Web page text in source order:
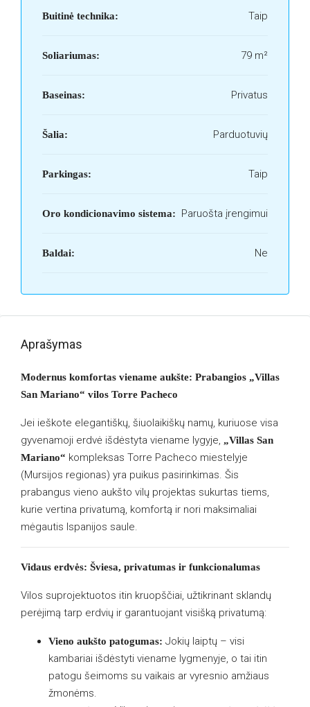
Buitinė technika: Taip
Soliariumas: 79 m²
Baseinas: Privatus
Šalia: Parduotuvių
Parkingas: Taip
Oro kondicionavimo sistema: Paruošta įrengimui
Baldai: Ne
Aprašymas
Modernus komfortas viename aukšte: Prabangios „Villas
San Mariano“ vilos Torre Pacheco
Jei ieškote elegantiškų, šiuolaikiškų namų, kuriuose visa
gyvenamoji erdvė išdėstyta viename lygyje, „Villas San
Mariano“ kompleksas Torre Pacheco miestelyje
(Mursijos regionas) yra puikus pasirinkimas. Šis
prabangus vieno aukšto vilų projektas sukurtas tiems,
kurie vertina privatumą, komfortą ir nori maksimaliai
mėgautis Ispanijos saule.
Vidaus erdvės: Šviesa, privatumas ir funkcionalumas
Vilos suprojektuotos itin kruopščiai, užtikrinant sklandų
perėjimą tarp erdvių ir garantuojant visišką privatumą:
Vieno aukšto patogumas: Jokių laiptų – visi
kambariai išdėstyti viename lygmenyje, o tai itin
patogu šeimoms su vaikais ar vyresnio amžiaus
žmonėms.